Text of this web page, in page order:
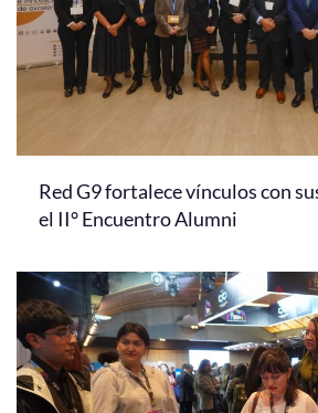
Red G9 fortalece vínculos con
el II° Encuentro Alumni